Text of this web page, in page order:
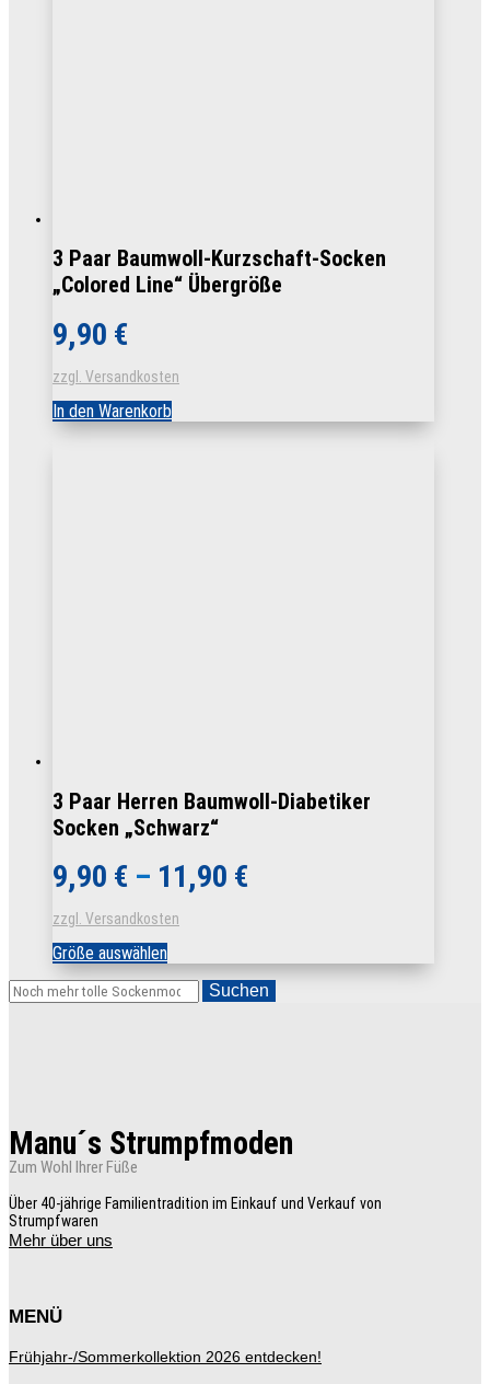
3 Paar Baumwoll-Kurzschaft-Socken
„Colored Line“ Übergröße
9,90 €
zzgl. Versandkosten
In den Warenkorb
3 Paar Herren Baumwoll-Diabetiker
Socken „Schwarz“
9,90 € – 11,90 €
zzgl. Versandkosten
Größe auswählenDieses
Produkt
weist
mehrere
Produktseite
gewählt
Suchen
Manu´s Strumpfmoden
Zum Wohl Ihrer Füße
Über 40-jährige Familientradition im Einkauf und Verkauf von
Strumpfwaren
Mehr über uns
MENÜ
Frühjahr-/Sommerkollektion 2026 entdecken!